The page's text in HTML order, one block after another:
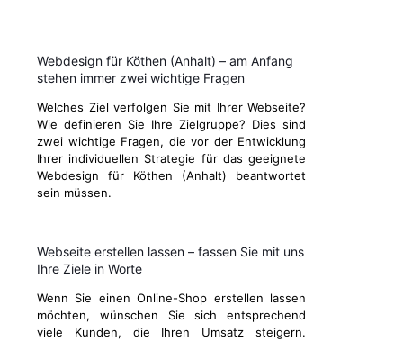
Webdesign für Köthen (Anhalt) – am Anfang
stehen immer zwei wichtige Fragen
Welches Ziel verfolgen Sie mit Ihrer Webseite?
Wie definieren Sie Ihre Zielgruppe? Dies sind
zwei wichtige Fragen, die vor der Entwicklung
Ihrer individuellen Strategie für das geeignete
Webdesign für Köthen (Anhalt) beantwortet
sein müssen.
Webseite erstellen lassen – fassen Sie mit uns
Ihre Ziele in Worte
Wenn Sie einen Online-Shop erstellen lassen
möchten, wünschen Sie sich entsprechend
viele Kunden, die Ihren Umsatz steigern.